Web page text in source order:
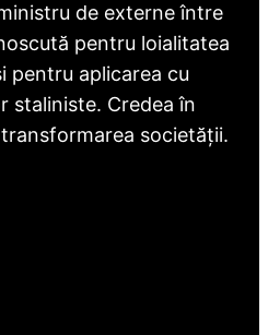
de externe între
pentru loialitatea
pentru aplicarea cu
staliniste. Credea în
societății.